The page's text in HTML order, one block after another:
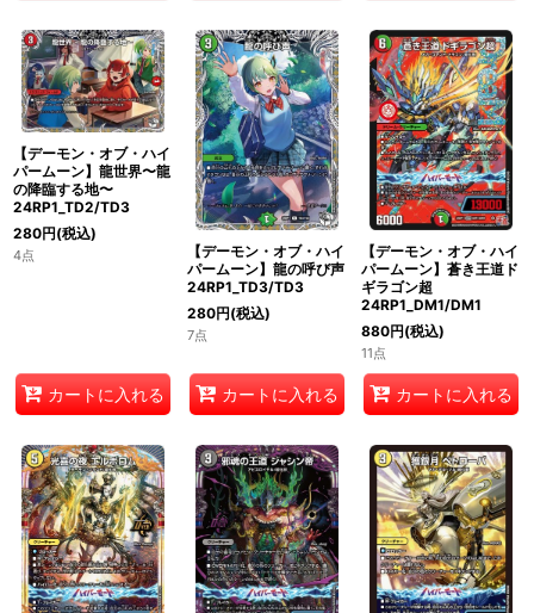
【デーモン・オブ・ハイ
パームーン】龍世界〜龍
の降臨する地〜
24RP1_TD2/TD3
280円(税込)
4点
カートに入れる
【デーモン・オブ・ハイ
パームーン】龍の呼び声
24RP1_TD3/TD3
280円(税込)
7点
カートに入れる
【デーモン・オブ・ハイ
パームーン】蒼き王道ド
ギラゴン超
24RP1_DM1/DM1
880円(税込)
11点
カートに入れる